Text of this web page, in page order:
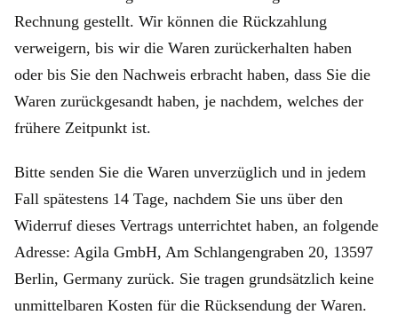
Rechnung gestellt. Wir können die Rückzahlung
verweigern, bis wir die Waren zurückerhalten haben
oder bis Sie den Nachweis erbracht haben, dass Sie die
Waren zurückgesandt haben, je nachdem, welches der
frühere Zeitpunkt ist.
Bitte senden Sie die Waren unverzüglich und in jedem
Fall spätestens 14 Tage, nachdem Sie uns über den
Widerruf dieses Vertrags unterrichtet haben, an folgende
Adresse: Agila GmbH, Am Schlangengraben 20, 13597
Berlin, Germany zurück. Sie tragen grundsätzlich keine
unmittelbaren Kosten für die Rücksendung der Waren.